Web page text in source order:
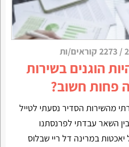
/ 2273 קוראים/ות
הוגנים בשירות
פחות חשוב?
מהשירות הסדיר נסעתי לטייל
השאר עבדתי לפרנסתנו
יאכטות במרינה דל ריי שבלוס